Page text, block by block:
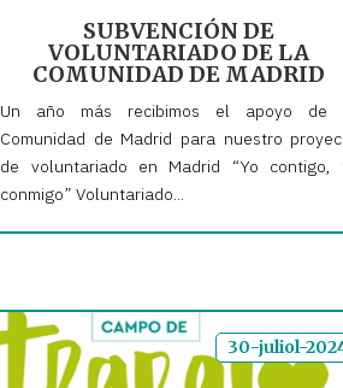
SUBVENCIÓN DE
VOLUNTARIADO DE LA
COMUNIDAD DE MADRID
Un año más recibimos el apoyo de
Comunidad de Madrid para nuestro
de voluntariado en Madrid “Yo contigo,
conmigo” Voluntariado...
30-juliol-